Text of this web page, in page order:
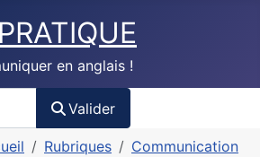
en anglais !
Valider
Rubriques
Communication